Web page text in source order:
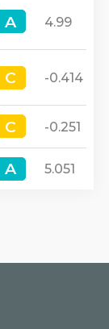
A
A 4.99
C
C -0.414
C
C -0.251
A
A 5.051